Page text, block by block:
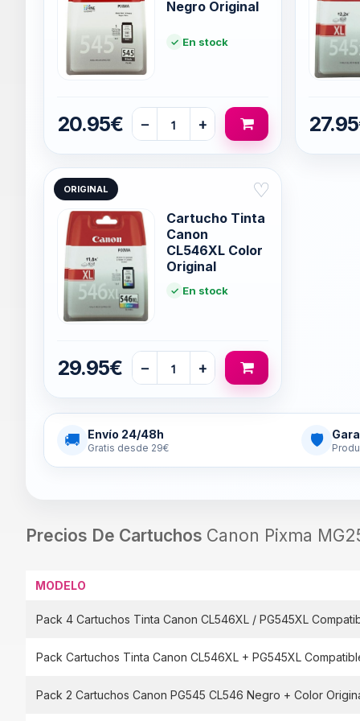
Negro Original
En stock
20.95€ − +
ORIGINAL ♡
Cartucho Tinta
Canon
CL546XL Color
Original
En stock
29.95€ − +
🚚 Envío 24/48h
Gratis desde 29€ 🛡
Precios De Cartuchos Canon Pixma
MODELO
Pack 4 Cartuchos Tinta Canon CL546XL / PG545XL
Pack Cartuchos Tinta Canon CL546XL + PG545XL
Pack 2 Cartuchos Canon PG545 CL546 Negro + Color